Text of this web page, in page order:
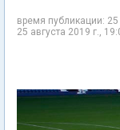
время публикации:
25 августа 2019 г.,